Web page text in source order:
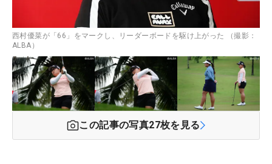
西村優菜が「66」をマークし、リーダーボードを駆け上がった （撮影：
ALBA）
この記事の写真27枚を見る